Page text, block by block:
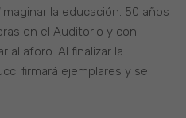
la educación. 50 años
en el Auditorio y con
al aforo. Al finalizar la
firmará ejemplares y se